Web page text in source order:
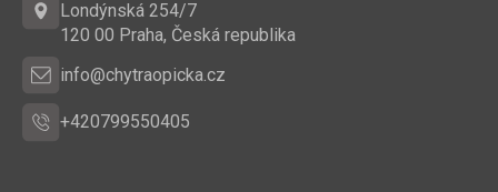
Londýnská 254/7
120 00 Praha, Česká republika
info@chytraopicka.cz
+420799550405